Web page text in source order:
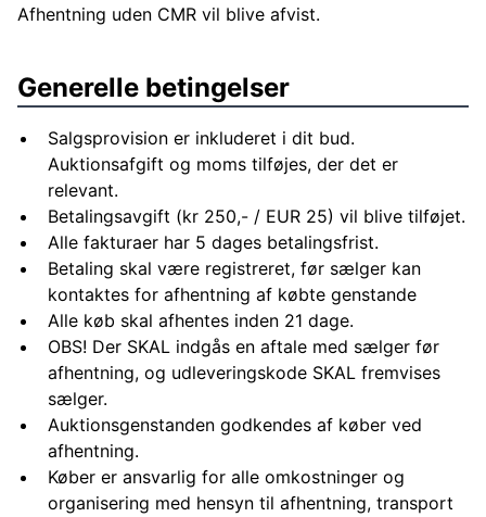
Afhentning uden CMR vil blive afvist.
Generelle betingelser
Salgsprovision er inkluderet i dit bud.
Auktionsafgift og moms tilføjes, der det er
relevant.
Betalingsavgift (kr 250,- / EUR 25) vil blive tilføjet.
Alle fakturaer har 5 dages betalingsfrist.
Betaling skal være registreret, før sælger kan
kontaktes for afhentning af købte genstande
Alle køb skal afhentes inden 21 dage.
OBS! Der SKAL indgås en aftale med sælger før
afhentning, og udleveringskode SKAL fremvises
sælger.
Auktionsgenstanden godkendes af køber ved
afhentning.
Køber er ansvarlig for alle omkostninger og
organisering med hensyn til afhentning, transport